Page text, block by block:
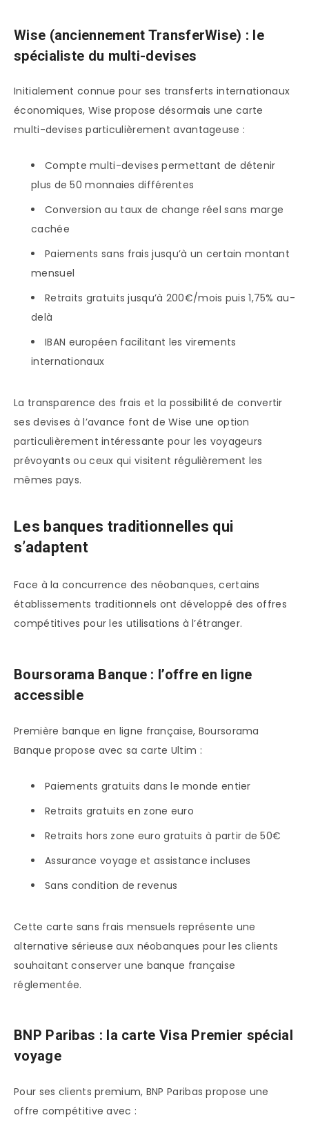
Wise (anciennement TransferWise) : le
spécialiste du multi-devises
Initialement connue pour ses transferts internationaux
économiques, Wise propose désormais une carte
multi-devises particulièrement avantageuse :
Compte multi-devises permettant de détenir
plus de 50 monnaies différentes
Conversion au taux de change réel sans marge
cachée
Paiements sans frais jusqu’à un certain montant
mensuel
Retraits gratuits jusqu’à 200€/mois puis 1,75% au-
delà
IBAN européen facilitant les virements
internationaux
La transparence des frais et la possibilité de convertir
ses devises à l’avance font de Wise une option
particulièrement intéressante pour les voyageurs
prévoyants ou ceux qui visitent régulièrement les
mêmes pays.
Les banques traditionnelles qui
s’adaptent
Face à la concurrence des néobanques, certains
établissements traditionnels ont développé des offres
compétitives pour les utilisations à l’étranger.
Boursorama Banque : l’offre en ligne
accessible
Première banque en ligne française, Boursorama
Banque propose avec sa carte Ultim :
Paiements gratuits dans le monde entier
Retraits gratuits en zone euro
Retraits hors zone euro gratuits à partir de 50€
Assurance voyage et assistance incluses
Sans condition de revenus
Cette carte sans frais mensuels représente une
alternative sérieuse aux néobanques pour les clients
souhaitant conserver une banque française
réglementée.
BNP Paribas : la carte Visa Premier spécial
voyage
Pour ses clients premium, BNP Paribas propose une
offre compétitive avec :